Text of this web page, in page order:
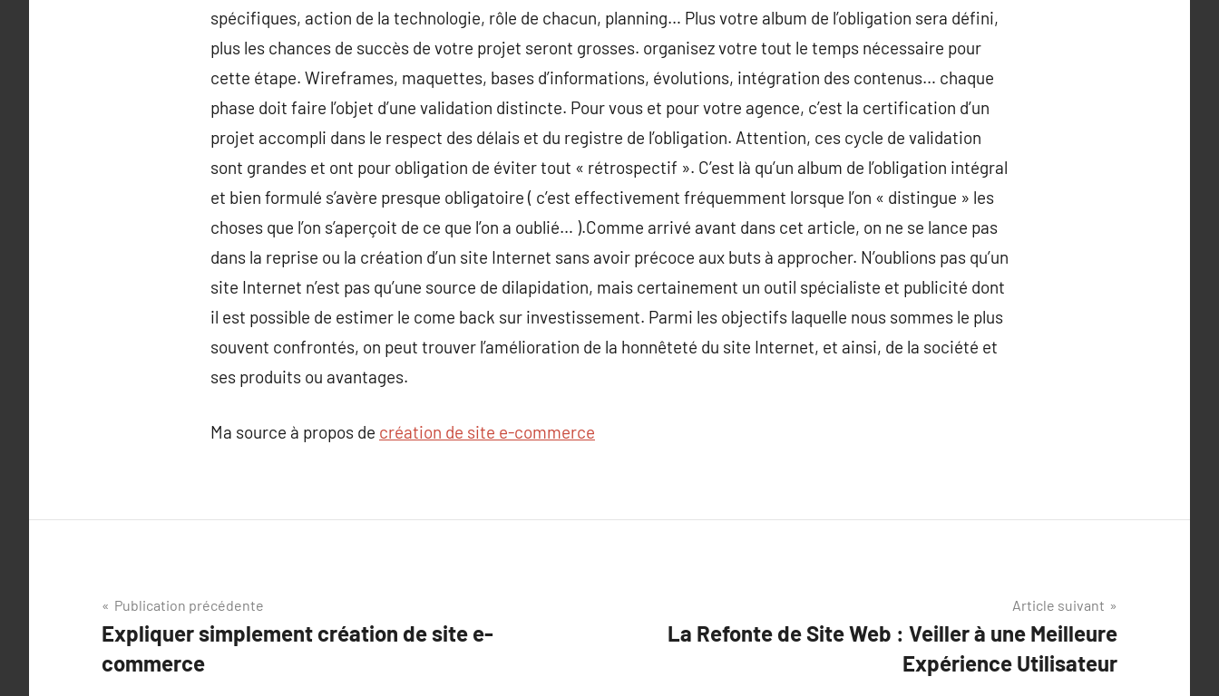
spécifiques, action de la technologie, rôle de chacun, planning… Plus votre album de l’obligation sera défini,
plus les chances de succès de votre projet seront grosses. organisez votre tout le temps nécessaire pour
cette étape. Wireframes, maquettes, bases d’informations, évolutions, intégration des contenus… chaque
phase doit faire l’objet d’une validation distincte. Pour vous et pour votre agence, c’est la certification d’un
projet accompli dans le respect des délais et du registre de l’obligation. Attention, ces cycle de validation
sont grandes et ont pour obligation de éviter tout « rétrospectif ». C’est là qu’un album de l’obligation intégral
et bien formulé s’avère presque obligatoire ( c’est effectivement fréquemment lorsque l’on « distingue » les
choses que l’on s’aperçoit de ce que l’on a oublié… ).Comme arrivé avant dans cet article, on ne se lance pas
dans la reprise ou la création d’un site Internet sans avoir précoce aux buts à approcher. N’oublions pas qu’un
site Internet n’est pas qu’une source de dilapidation, mais certainement un outil spécialiste et publicité dont
il est possible de estimer le come back sur investissement. Parmi les objectifs laquelle nous sommes le plus
souvent confrontés, on peut trouver l’amélioration de la honnêteté du site Internet, et ainsi, de la société et
ses produits ou avantages.
Ma source à propos de création de site e-commerce
Navigation
de
l’article
Publication précédente
Expliquer simplement création de site e-
commerce
Article suivant
La Refonte de Site Web : Veiller à une Meilleure
Expérience Utilisateur